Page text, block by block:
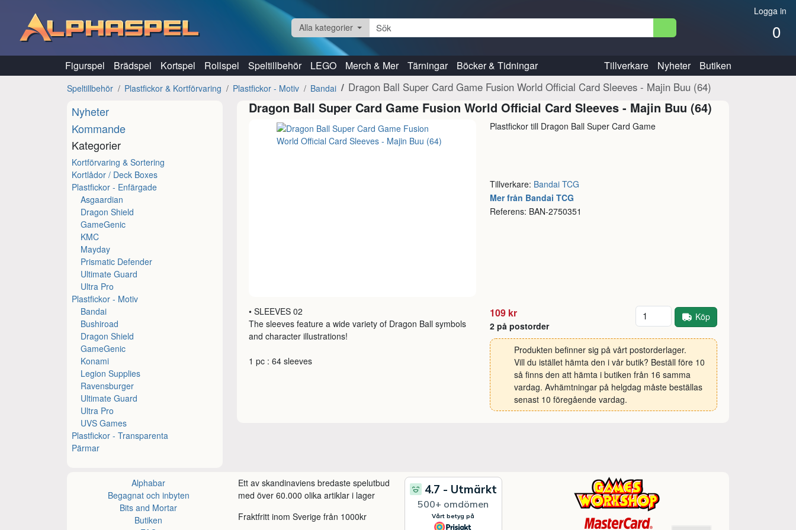
Logga in
0
Alla kategorier
Figurspel Brädspel Kortspel Rollspel Speltillbehör LEGO Merch & Mer Tärningar Böcker & Tidningar Tillverkare Nyheter Butiken
Speltillbehör Plastfickor & Kortförvaring Plastfickor - Motiv Bandai Dragon Ball Super Card Game Fusion World Official Card Sleeves - Majin Buu (64)
Nyheter
Kommande
Kategorier
Kortförvaring & Sortering
Kortlådor / Deck Boxes
Plastfickor - Enfärgade
Asgaardian
Dragon Shield
GameGenic
KMC
Mayday
Prismatic Defender
Ultimate Guard
Ultra Pro
Plastfickor - Motiv
Bandai
Bushiroad
Dragon Shield
GameGenic
Konami
Legion Supplies
Ravensburger
Ultimate Guard
Ultra Pro
UVS Games
Plastfickor - Transparenta
Pärmar
Dragon Ball Super Card Game Fusion World Official Card Sleeves - Majin Buu (64)
Plastfickor till Dragon Ball Super Card Game
Tillverkare: Bandai TCG
Mer från Bandai TCG
Referens: BAN-2750351
• SLEEVES 02
The sleeves feature a wide variety of Dragon Ball symbols
and character illustrations!
1 pc : 64 sleeves
109 kr
2 på postorder
Antal Köp
Produkten befinner sig på vårt postorderlager.
Vill du istället hämta den i vår butik? Beställ före 10
så finns den att hämta i butiken från 16 samma
vardag. Avhämtningar på helgdag måste beställas
senast 10 föregående vardag.
Alphabar
Begagnat och inbyten
Bits and Mortar
Butiken
Ett av skandinaviens bredaste spelutbud
med över 60.000 olika artiklar i lager
Fraktfritt inom Sverige från 1000kr